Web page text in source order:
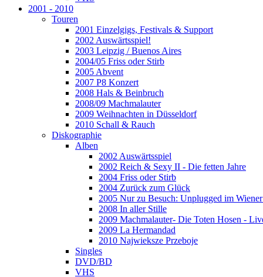
2001 - 2010
Touren
2001 Einzelgigs, Festivals & Support
2002 Auswärtsspiel!
2003 Leipzig / Buenos Aires
2004/05 Friss oder Stirb
2005 Abvent
2007 P8 Konzert
2008 Hals & Beinbruch
2008/09 Machmalauter
2009 Weihnachten in Düsseldorf
2010 Schall & Rauch
Diskographie
Alben
2002 Auswärtsspiel
2002 Reich & Sexy II - Die fetten Jahre
2004 Friss oder Stirb
2004 Zurück zum Glück
2005 Nur zu Besuch: Unplugged im
2008 In aller Stille
2009 Machmalauter- Die Toten Hosen -
2009 La Hermandad
2010 Najwieksze Przeboje
Singles
DVD/BD
VHS